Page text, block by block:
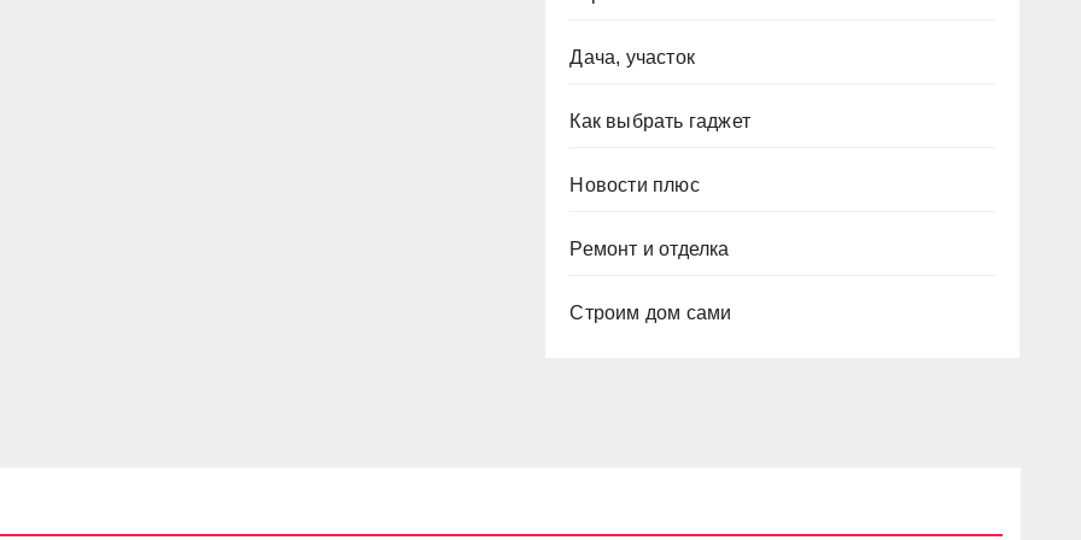
Дача, участок
Как выбрать гаджет
Новости плюс
Ремонт и отделка
Строим дом сами